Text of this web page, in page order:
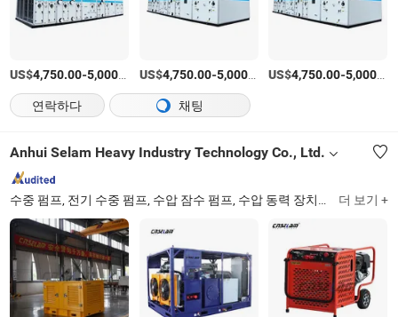
US$4,750.00-5,000.00 /상품
US$4,750.00-5,000.00 /상품
US$4,750.00-5,000.00
연락하다
채팅
Anhui Selam Heavy Industry Technology Co., Ltd.
수중 펌프, 전기 수중 펌프, 수압 잠수 펌프, 수압 동력 장치, 수압 축류 펌프, 수압 동력 팩, 수압 슬러리 펌프, 수압 발전소, 전기 잠수 펌프, 수압 배수 로봇 더 보기 +